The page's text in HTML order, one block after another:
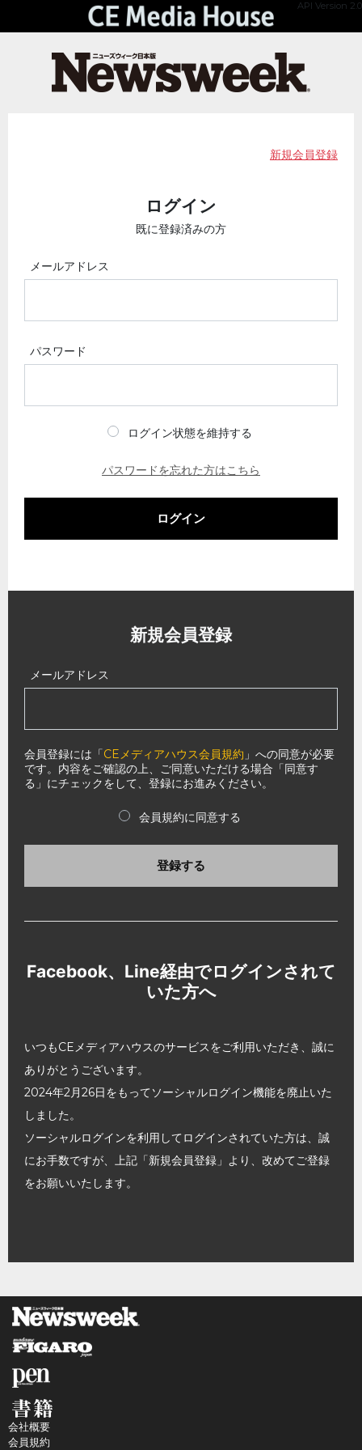
API Version 2.0
新規会員登録
ログイン
既に登録済みの方
メールアドレス
パスワード
ログイン状態を維持する
パスワードを忘れた方はこちら
ログイン
新規会員登録
メールアドレス
会員登録には「CEメディアハウス会員規約 」への同意が必要
です。内容をご確認の上、ご同意いただける場合「同意す
る」にチェックをして、登録にお進みください。
会員規約に同意する
登録する
Facebook、Line経由でログインされて
いた方へ
いつもCEメディアハウスのサービスをご利用いただき、誠に
ありがとうございます。
2024年2月26日をもってソーシャルログイン機能を廃止いた
しました。
ソーシャルログインを利用してログインされていた方は、誠
にお手数ですが、上記「新規会員登録」より、改めてご登録
をお願いいたします。
会社概要
会員規約